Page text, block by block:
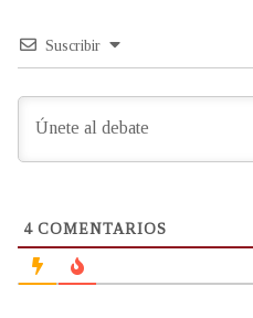
Suscribir
4COMENTARIOS